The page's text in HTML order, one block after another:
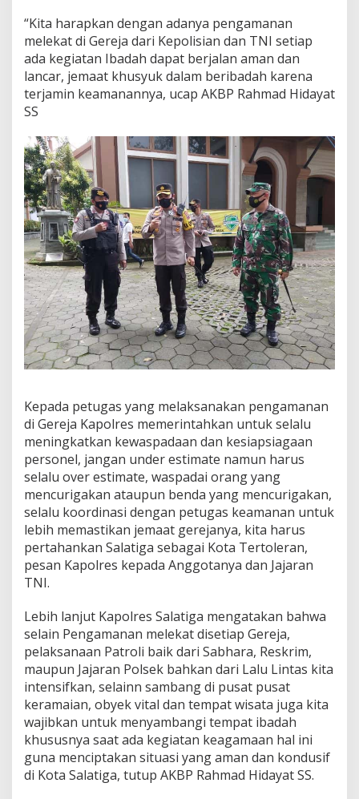
g
S
e
r
t
a
r
j
u
n
k
a
n
P
e
r
s
o
n
i
l
n
D
a
a
m
P
e
n
g
a
m
a
I
b
a
d
h
M
i
s
s
a
M
“Kita harapkan dengan adanya pengamanan
melekat di Gereja dari Kepolisian dan TNI setiap
ada kegiatan Ibadah dapat berjalan aman dan
lancar, jemaat khusyuk dalam beribadah karena
terjamin keamanannya, ucap AKBP Rahmad Hidayat
SS
Kepada petugas yang melaksanakan pengamanan
di Gereja Kapolres memerintahkan untuk selalu
meningkatkan kewaspadaan dan kesiapsiagaan
personel, jangan under estimate namun harus
selalu over estimate, waspadai orang yang
mencurigakan ataupun benda yang mencurigakan,
selalu koordinasi dengan petugas keamanan untuk
lebih memastikan jemaat gerejanya, kita harus
pertahankan Salatiga sebagai Kota Tertoleran,
pesan Kapolres kepada Anggotanya dan Jajaran
TNI.
Lebih lanjut Kapolres Salatiga mengatakan bahwa
selain Pengamanan melekat disetiap Gereja,
pelaksanaan Patroli baik dari Sabhara, Reskrim,
maupun Jajaran Polsek bahkan dari Lalu Lintas kita
intensifkan, selainn sambang di pusat pusat
keramaian, obyek vital dan tempat wisata juga kita
wajibkan untuk menyambangi tempat ibadah
khususnya saat ada kegiatan keagamaan hal ini
guna menciptakan situasi yang aman dan kondusif
di Kota Salatiga, tutup AKBP Rahmad Hidayat SS.